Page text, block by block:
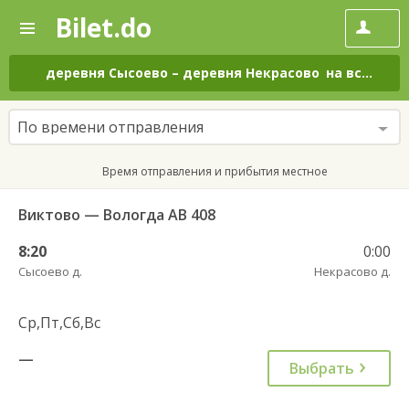
—
Поиск
и
покупка
билетов
на
автобус
онлайн
Bilet.do
деревня Сысоево – деревня Некрасово на все дни
По времени отправления
Время отправления и прибытия местное
Виктово — Вологда АВ 408
8:20
Сысоево д.
0:00
Некрасово д.
Ср,Пт,Сб,Вс
—
Выбрать